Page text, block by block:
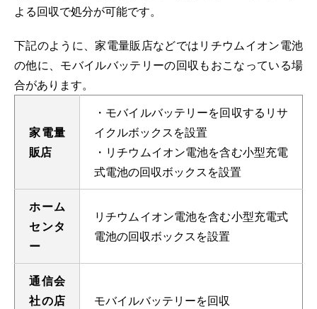
よる回収で処分が可能です。
下記のように、家電量販店などではリチウムイオン電池
の他に、モバイルバッテリーの回収もおこなっている場
合があります。
家電量
販店
・モバイルバッテリーを回収するリサ
イクルボックスを設置
・リチウムイオン電池を含む小型充電
式電池の回収ボックスを設置
ホーム
センタ
ー
リチウムイオン電池を含む小型充電式
電池の回収ボックスを設置
通信会
社の店
モバイルバッテリーを回収